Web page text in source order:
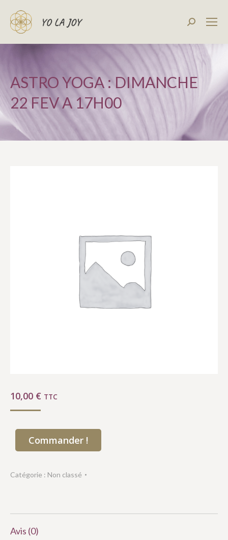
ASTRO YOGA : DIMANCHE
22 FEV A 17H00
10,00 € TTC
Commander !
Catégorie : Non classé
Avis (0)